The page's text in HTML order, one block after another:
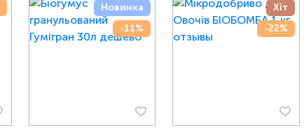
Новинка
-11%
Хіт
-22%